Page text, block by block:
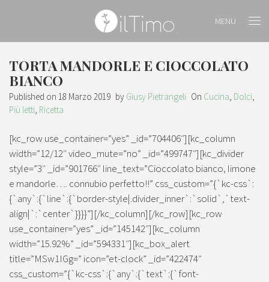
MENU
TORTA MANDORLE E CIOCCOLATO
BIANCO
Published on 18 Marzo 2019 by Giusy Pietrangeli On Cucina, Dolci,
Più letti, Ricetta
[kc_row use_container=”yes” _id=”704406″][kc_column
width=”12/12″ video_mute=”no” _id=”499747″][kc_divider
style=”3″ _id=”901766″ line_text=”Cioccolato bianco, limone
e mandorle…. connubio perfetto!!” css_custom=”{`kc-css`:
{`any`:{`line`:{`border-style|.divider_inner`:`solid`,`text-
align|`:`center`}}}}”][/kc_column][/kc_row][kc_row
use_container=”yes” _id=”145142″][kc_column
width=”15.92%” _id=”594331″][kc_box_alert
title=”MSw1IGg=” icon=”et-clock” _id=”422474″
css_custom=”{`kc-css`:{`any`:{`text`:{`font-